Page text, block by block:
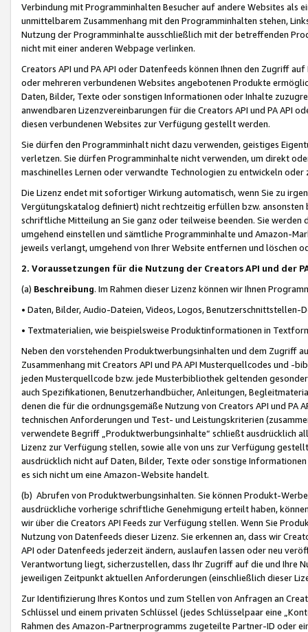
Verbindung mit Programminhalten Besucher auf andere Websites als
unmittelbarem Zusammenhang mit den Programminhalten stehen,
Nutzung der Programminhalte ausschließlich mit der betreffenden
nicht mit einer anderen Webpage verlinken.
Creators API und PA API oder Datenfeeds können Ihnen den Zugriff
oder mehreren verbundenen Websites angebotenen Produkte
Daten, Bilder, Texte oder sonstigen Informationen oder Inhalte
anwendbaren Lizenzvereinbarungen für die Creators API und PA API
diesen verbundenen Websites zur Verfügung gestellt werden.
Sie dürfen den Programminhalt nicht dazu verwenden, geistiges
verletzen. Sie dürfen Programminhalte nicht verwenden, um direkt
maschinelles Lernen oder verwandte Technologien zu entwickeln
Die Lizenz endet mit sofortiger Wirkung automatisch, wenn Sie zu
Vergütungskatalog definiert) nicht rechtzeitig erfüllen bzw. ansonsten
schriftliche Mitteilung an Sie ganz oder teilweise beenden. Sie werden
umgehend einstellen und sämtliche Programminhalte und Amazon-
jeweils verlangt, umgehend von Ihrer Website entfernen und löschen
2. Voraussetzungen für die Nutzung der Creators API und der
(a) Beschreibung. Im Rahmen dieser Lizenz können wir Ihnen
• Daten, Bilder, Audio-Dateien, Videos, Logos, Benutzerschnittstellen-
• Textmaterialien, wie beispielsweise Produktinformationen in
Neben den vorstehenden Produktwerbungsinhalten und dem Zugriff
Zusammenhang mit Creators API und PA API Musterquellcodes und
jeden Musterquellcode bzw. jede Musterbibliothek geltenden
auch Spezifikationen, Benutzerhandbücher, Anleitungen,
denen die für die ordnungsgemäße Nutzung von Creators API und PA
technischen Anforderungen und Test- und Leistungskriterien
verwendete Begriff „Produktwerbungsinhalte“ schließt ausdrücklich
Lizenz zur Verfügung stellen, sowie alle von uns zur Verfügung
ausdrücklich nicht auf Daten, Bilder, Texte oder sonstige
es sich nicht um eine Amazon-Website handelt.
(b) Abrufen von Produktwerbungsinhalten. Sie können Produkt-
ausdrückliche vorherige schriftliche Genehmigung erteilt haben,
wir über die Creators API Feeds zur Verfügung stellen. Wenn Sie
Nutzung von Datenfeeds dieser Lizenz. Sie erkennen an, dass wir
API oder Datenfeeds jederzeit ändern, auslaufen lassen oder neu
Verantwortung liegt, sicherzustellen, dass Ihr Zugriff auf die und Ihre
jeweiligen Zeitpunkt aktuellen Anforderungen (einschließlich dieser
Zur Identifizierung Ihres Kontos und zum Stellen von Anfragen an
Schlüssel und einem privaten Schlüssel (jedes Schlüsselpaar eine
Rahmen des Amazon-Partnerprogramms zugeteilte Partner-ID oder